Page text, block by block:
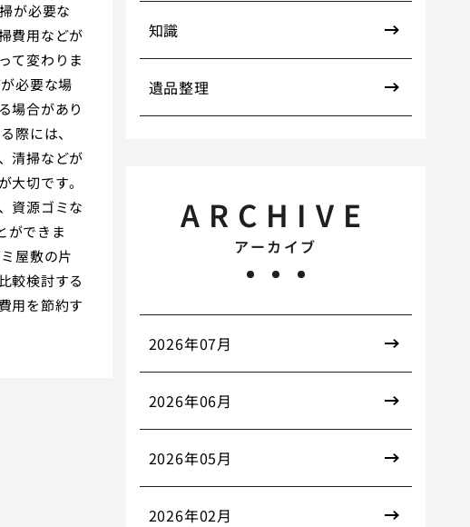
が必要な
費用などが
て変わりま
必要な場
場合があり
際には、
清掃などが
切です。
資源ゴミな
ができま
屋敷の片
較検討する
用を節約す
知識
遺品整理
ARCHIVE
アーカイブ
2026年07月
2026年06月
2026年05月
2026年02月